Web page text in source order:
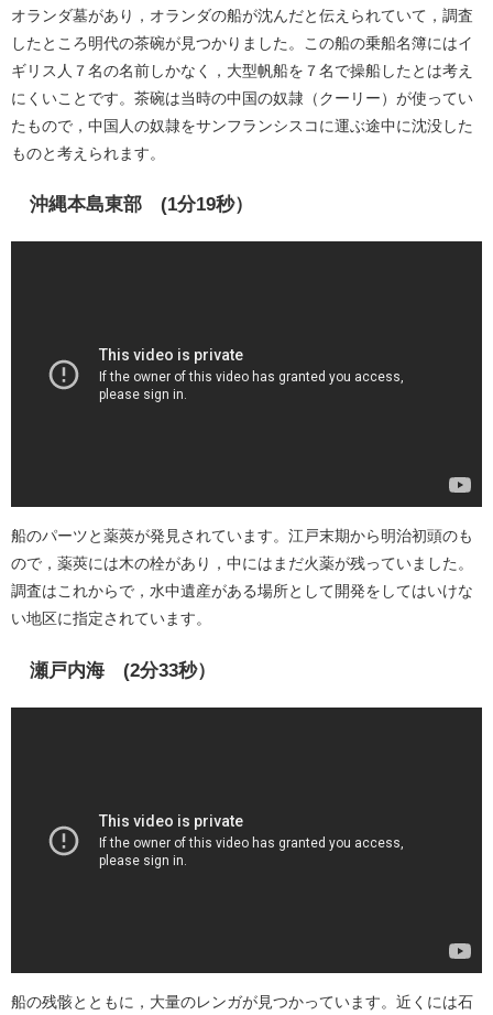
オランダ墓があり，オランダの船が沈んだと伝えられていて，調査
したところ明代の茶碗が見つかりました。この船の乗船名簿にはイ
ギリス人７名の名前しかなく，大型帆船を７名で操船したとは考え
にくいことです。茶碗は当時の中国の奴隷（クーリー）が使ってい
たもので，中国人の奴隷をサンフランシスコに運ぶ途中に沈没した
ものと考えられます。
沖縄本島東部 (1分19秒）
船のパーツと薬莢が発見されています。江戸末期から明治初頭のも
ので，薬莢には木の栓があり，中にはまだ火薬が残っていました。
調査はこれからで，水中遺産がある場所として開発をしてはいけな
い地区に指定されています。
瀬戸内海 (2分33秒）
船の残骸とともに，大量のレンガが見つかっています。近くには石